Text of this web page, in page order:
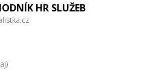
HR SLUŽEB